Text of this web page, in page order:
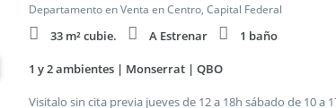
Departamento en Venta en Centro, Capital Federal
33 m² cubie. A Estrenar 1 baño
1 y 2 ambientes | Monserrat | QBO